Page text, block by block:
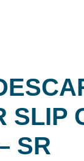
SLIP
SR